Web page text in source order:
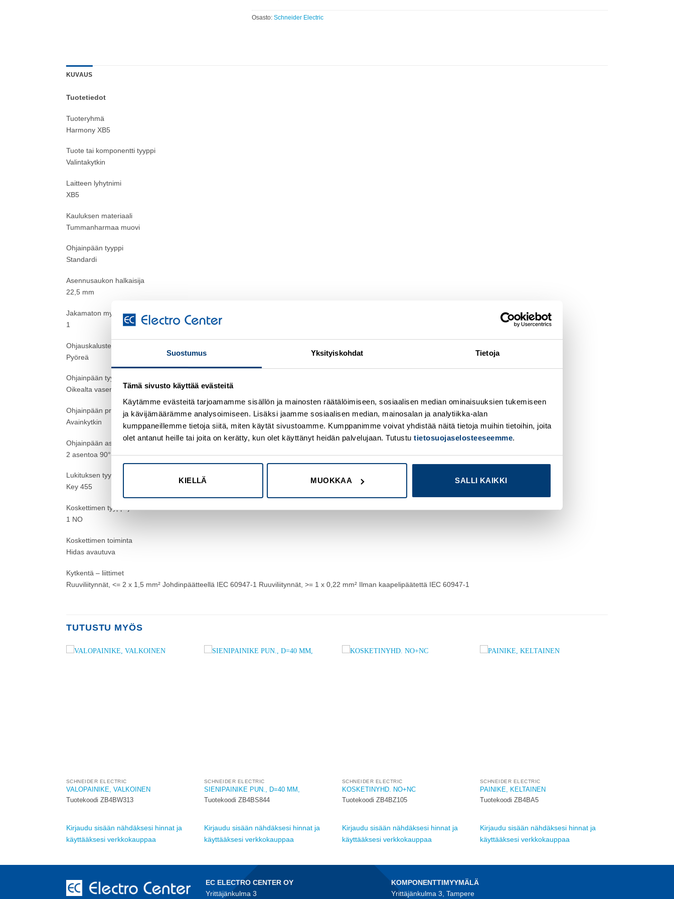
Suostumus Yksityiskohdat Tietoja
Tämä sivusto käyttää evästeitä
Käytämme evästeitä tarjoamamme sisällön ja mainosten räätälöimiseen, sosiaalisen median ominaisuuksien tukemiseen
ja kävijämäärämme analysoimiseen. Lisäksi jaamme sosiaalisen median, mainosalan ja analytiikka-alan
kumppaneillemme tietoja siitä, miten käytät sivustoamme. Kumppanimme voivat yhdistää näitä tietoja muihin tietoihin, joita
olet antanut heille tai joita on kerätty, kun olet käyttänyt heidän palvelujaan. Tutustu tietosuojaselosteeseemme.
KIELLÄ MUOKKAA SALLI KAIKKI
Osasto: Schneider Electric
KUVAUS
Tuotetiedot
Tuoteryhmä
Harmony XB5
Tuote tai komponentti tyyppi
Valintakytkin
Laitteen lyhytnimi
XB5
Kauluksen materiaali
Tummanharmaa muovi
Ohjainpään tyyppi
Standardi
Asennusaukon halkaisija
22,5 mm
Jakamaton myyntimäärä
1
Ohjauskalusteen muoto
Pyöreä
Ohjainpään tyyppi
Oikealta vasemmalle Jousipalautus
Ohjainpään profiili
Avainkytkin
Ohjainpään asennon tila
2 asentoa 90°
Lukituksen tyyppi
Key 455
Koskettimen tyyppi ja rakenne
1 NO
Koskettimen toiminta
Hidas avautuva
Kytkentä – liittimet
Ruuviliitynnät, <= 2 x 1,5 mm² Johdinpäätteellä IEC 60947-1 Ruuviliitynnät, >= 1 x 0,22 mm² Ilman kaapelipäätettä IEC 60947-1
TUTUSTU MYÖS
SCHNEIDER ELECTRIC
VALOPAINIKE, VALKOINEN
Tuotekoodi ZB4BW313
Kirjaudu sisään nähdäksesi hinnat ja
käyttääksesi verkkokauppaa
SCHNEIDER ELECTRIC
SIENIPAINIKE PUN., D=40 MM,
Tuotekoodi ZB4BS844
Kirjaudu sisään nähdäksesi hinnat ja
käyttääksesi verkkokauppaa
SCHNEIDER ELECTRIC
KOSKETINYHD. NO+NC
Tuotekoodi ZB4BZ105
Kirjaudu sisään nähdäksesi hinnat ja
käyttääksesi verkkokauppaa
SCHNEIDER ELECTRIC
PAINIKE, KELTAINEN
Tuotekoodi ZB4BA5
Kirjaudu sisään nähdäksesi hinnat ja
käyttääksesi verkkokauppaa
EC ELECTRO CENTER OY
Yrittäjänkulma 3
KOMPONENTTIMYYMÄLÄ
Yrittäjänkulma 3, Tampere